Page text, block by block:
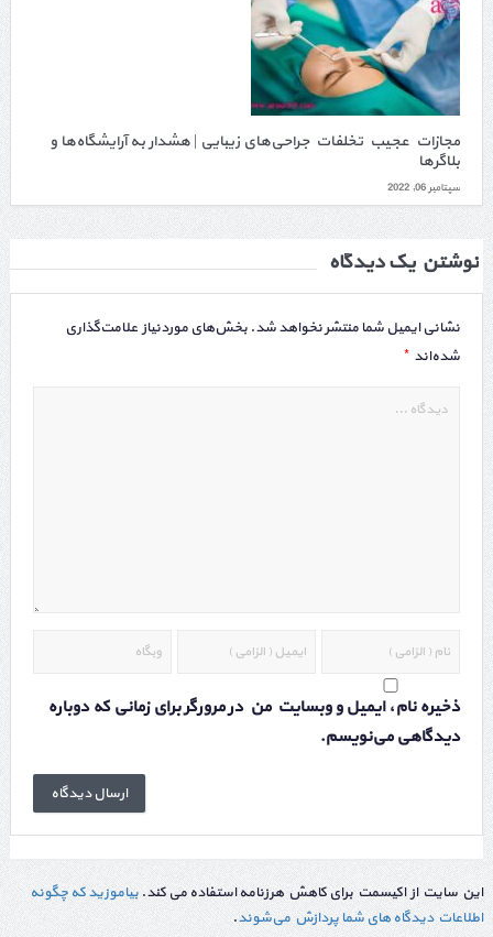
مجازات عجیب تخلفات جراحی‌های زیبایی | هشدار به آرایشگاه‌ها و
بلاگرها
سپتامبر 06, 2022
نوشتن یک دیدگاه
نشانی ایمیل شما منتشر نخواهد شد. بخش‌های موردنیاز علامت‌گذاری
شده‌اند *
ذخیره نام، ایمیل و وبسایت من در مرورگر برای زمانی که دوباره
دیدگاهی می‌نویسم.
این سایت از اکیسمت برای کاهش هرزنامه استفاده می کند. بیاموزید که چگونه
اطلاعات دیدگاه های شما پردازش می‌شوند.